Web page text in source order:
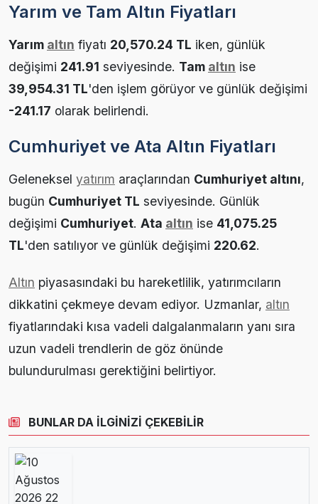
Yarım ve Tam Altın Fiyatları
Yarım altın fiyatı 20,570.24 TL iken, günlük
değişimi 241.91 seviyesinde. Tam altın ise
39,954.31 TL'den işlem görüyor ve günlük değişimi
-241.17 olarak belirlendi.
Cumhuriyet ve Ata Altın Fiyatları
Geleneksel yatırım araçlarından Cumhuriyet altını,
bugün Cumhuriyet TL seviyesinde. Günlük
değişimi Cumhuriyet. Ata altın ise 41,075.25
TL'den satılıyor ve günlük değişimi 220.62.
Altın piyasasındaki bu hareketlilik, yatırımcıların
dikkatini çekmeye devam ediyor. Uzmanlar, altın
fiyatlarındaki kısa vadeli dalgalanmaların yanı sıra
uzun vadeli trendlerin de göz önünde
bulundurulması gerektiğini belirtiyor.
BUNLAR DA İLGİNİZİ ÇEKEBİLİR